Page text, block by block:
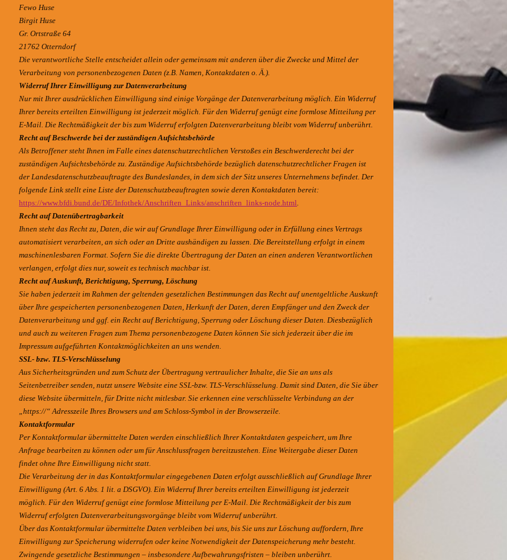
Fewo Huse
Birgit Huse
Gr. Ortstraße 64
21762 Otterndorf
Die verantwortliche Stelle entscheidet allein oder gemeinsam mit anderen über die Zwecke und Mittel der
Verarbeitung von personenbezogenen Daten (z.B. Namen, Kontaktdaten o. Ä.).
Widerruf Ihrer Einwilligung zur Datenverarbeitung
Nur mit Ihrer ausdrücklichen Einwilligung sind einige Vorgänge der Datenverarbeitung möglich. Ein Widerruf
Ihrer bereits erteilten Einwilligung ist jederzeit möglich. Für den Widerruf genügt eine formlose Mitteilung per
E-Mail. Die Rechtmäßigkeit der bis zum Widerruf erfolgten Datenverarbeitung bleibt vom Widerruf unberührt.
Recht auf Beschwerde bei der zuständigen Aufsichtsbehörde
Als Betroffener steht Ihnen im Falle eines datenschutzrechtlichen Verstoßes ein Beschwerderecht bei der
zuständigen Aufsichtsbehörde zu. Zuständige Aufsichtsbehörde bezüglich datenschutzrechtlicher Fragen ist
der Landesdatenschutzbeauftragte des Bundeslandes, in dem sich der Sitz unseres Unternehmens befindet. Der
folgende Link stellt eine Liste der Datenschutzbeauftragten sowie deren Kontaktdaten bereit:
https://www.bfdi.bund.de/DE/Infothek/Anschriften_Links/anschriften_links-node.html
Recht auf Datenübertragbarkeit
Ihnen steht das Recht zu, Daten, die wir auf Grundlage Ihrer Einwilligung oder in Erfüllung eines Vertrags
automatisiert verarbeiten, an sich oder an Dritte aushändigen zu lassen. Die Bereitstellung erfolgt in einem
maschinenlesbaren Format. Sofern Sie die direkte Übertragung der Daten an einen anderen Verantwortlichen
verlangen, erfolgt dies nur, soweit es technisch machbar ist.
Recht auf Auskunft, Berichtigung, Sperrung, Löschung
Sie haben jederzeit im Rahmen der geltenden gesetzlichen Bestimmungen das Recht auf unentgeltliche Auskunft
über Ihre gespeicherten personenbezogenen Daten, Herkunft der Daten, deren Empfänger und den Zweck der
Datenverarbeitung und ggf. ein Recht auf Berichtigung, Sperrung oder Löschung dieser Daten. Diesbezüglich
und auch zu weiteren Fragen zum Thema personenbezogene Daten können Sie sich jederzeit über die im
Impressum aufgeführten Kontaktmöglichkeiten an uns wenden.
SSL- bzw. TLS-Verschlüsselung
Aus Sicherheitsgründen und zum Schutz der Übertragung vertraulicher Inhalte, die Sie an uns als
Seitenbetreiber senden, nutzt unsere Website eine SSL-bzw. TLS-Verschlüsselung. Damit sind Daten, die Sie über
diese Website übermitteln, für Dritte nicht mitlesbar. Sie erkennen eine verschlüsselte Verbindung an der
„https://“ Adresszeile Ihres Browsers und am Schloss-Symbol in der Browserzeile.
Kontaktformular
Per Kontaktformular übermittelte Daten werden einschließlich Ihrer Kontaktdaten gespeichert, um Ihre
Anfrage bearbeiten zu können oder um für Anschlussfragen bereitzustehen. Eine Weitergabe dieser Daten
findet ohne Ihre Einwilligung nicht statt.
Die Verarbeitung der in das Kontaktformular eingegebenen Daten erfolgt ausschließlich auf Grundlage Ihrer
Einwilligung (Art. 6 Abs. 1 lit. a DSGVO). Ein Widerruf Ihrer bereits erteilten Einwilligung ist jederzeit
möglich. Für den Widerruf genügt eine formlose Mitteilung per E-Mail. Die Rechtmäßigkeit der bis zum
Widerruf erfolgten Datenverarbeitungsvorgänge bleibt vom Widerruf unberührt.
Über das Kontaktformular übermittelte Daten verbleiben bei uns, bis Sie uns zur Löschung auffordern, Ihre
Einwilligung zur Speicherung widerrufen oder keine Notwendigkeit der Datenspeicherung mehr besteht.
Zwingende gesetzliche Bestimmungen – insbesondere Aufbewahrungsfristen – bleiben unberührt.